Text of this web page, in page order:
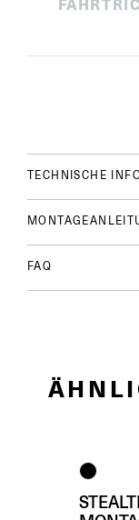
TECHNISCHE
FAQ